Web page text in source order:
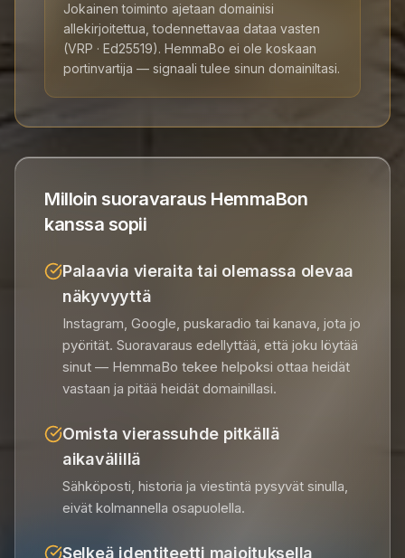
Jokainen toiminto ajetaan domainisi
allekirjoitettua, todennettavaa dataa vasten
(VRP · Ed25519). HemmaBo ei ole koskaan
portinvartija — signaali tulee sinun domainiltasi.
Milloin suoravaraus HemmaBon
kanssa sopii
Palaavia vieraita tai olemassa olevaa
näkyvyyttä
Instagram, Google, puskaradio tai kanava, jota jo
pyörität. Suoravaraus edellyttää, että joku löytää
sinut — HemmaBo tekee helpoksi ottaa heidät
vastaan ja pitää heidät domainillasi.
Omista vierassuhde pitkällä
aikavälillä
Sähköposti, historia ja viestintä pysyvät sinulla,
eivät kolmannella osapuolella.
Selkeä identiteetti majoituksella